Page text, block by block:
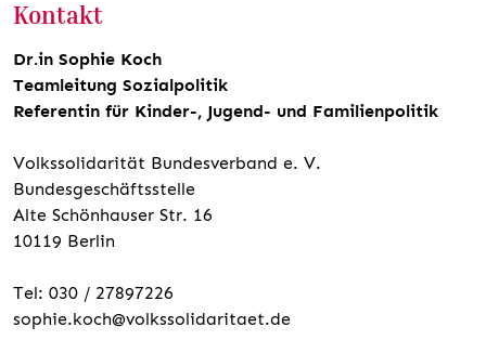
Kontakt
Dr.in Sophie Koch
Teamleitung Sozialpolitik
Referentin für Kinder-, Jugend- und Familienpolitik
Volkssolidarität Bundesverband e. V.
Bundesgeschäftsstelle
Alte Schönhauser Str. 16
10119 Berlin
Tel: 030 / 27897226
sophie.koch@volkssolidaritaet.de